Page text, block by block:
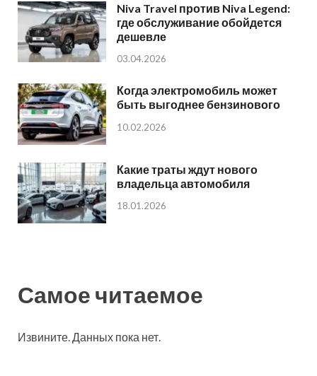
Niva Travel против Niva Legend:
где обслуживание обойдется
дешевле
03.04.2026
Когда электромобиль может
быть выгоднее бензинового
10.02.2026
Какие траты ждут нового
владельца автомобиля
18.01.2026
Самое читаемое
Извините. Данных пока нет.